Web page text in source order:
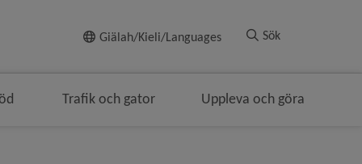
Giälah/Kieli/Languages Sök
Trafik och gator Uppleva och göra